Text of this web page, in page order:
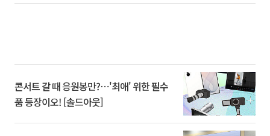
콘서트 갈 때 응원봉만?⋯'최애' 위한 필수
품 등장이오! [솔드아웃]